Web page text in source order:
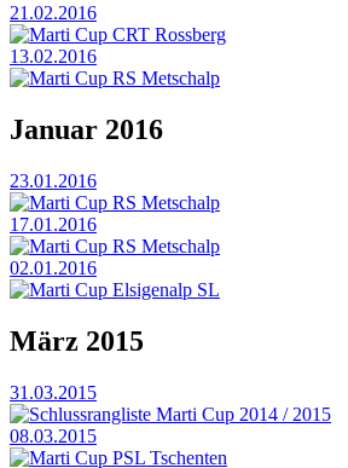
21.02.2016
Marti Cup CRT Rossberg
13.02.2016
Marti Cup RS Metschalp
Januar 2016
23.01.2016
Marti Cup RS Metschalp
17.01.2016
Marti Cup RS Metschalp
02.01.2016
Marti Cup Elsigenalp SL
März 2015
31.03.2015
Schlussrangliste Marti Cup 2014 / 2015
08.03.2015
Marti Cup PSL Tschenten